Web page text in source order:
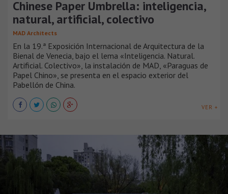
Chinese Paper Umbrella: inteligencia,
natural, artificial, colectivo
MAD Architects
En la 19.ª Exposición Internacional de Arquitectura de la
Bienal de Venecia, bajo el lema «Inteligencia. Natural.
Artificial. Colectivo», la instalación de MAD, «Paraguas de
Papel Chino», se presenta en el espacio exterior del
Pabellón de China.
VER +